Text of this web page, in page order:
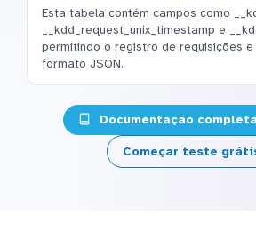
Esta tabela contém campos como
__kdd_request_unix_timestamp e
permitindo o registro de requisições e
formato JSON.
Documentação
Começar teste